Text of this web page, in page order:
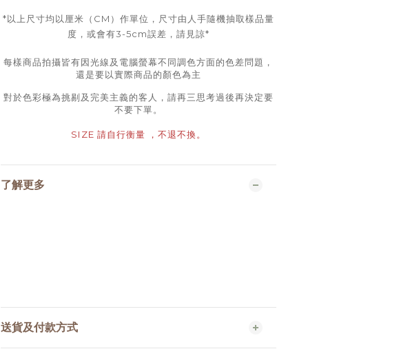
*以上尺寸均以厘米（CM）作單位，尺寸由人手隨機抽取樣品量
度，或會有3-5cm誤差，請見諒*
每樣商品拍攝皆有因光線及電腦螢幕不同調色方面的色差問題，
還是要以實際商品的顏色為主
對於色彩極為挑剔及完美主義的客人，請再三思考過後再決定要
不要下單。
SIZE 請自行衡量 ，不退不換。
了解更多
送貨及付款方式